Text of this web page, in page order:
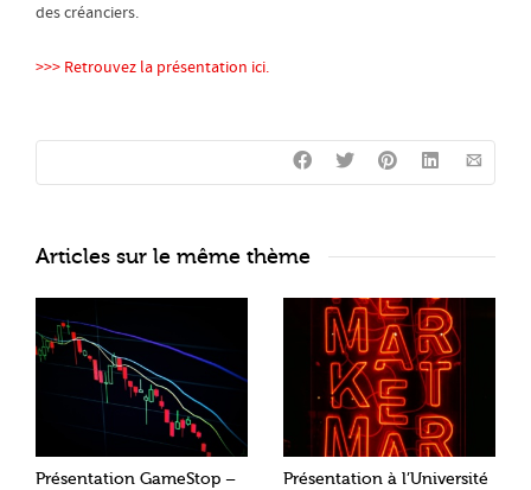
des créanciers.
>>> Retrouvez la présentation ici.
Articles sur le même thème
Présentation GameStop –
Présentation à l’Université